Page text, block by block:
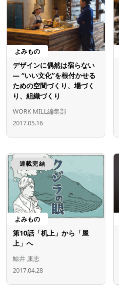
よみもの
デザインに偶然は宿らない
― “いい文化”を根付かせる
ための空間づくり、場づく
り、組織づくり
WORK MILL編集部
2017.05.16
連載完結
よみもの
第10話「机上」から「屋
上」へ
鯨井 康志
2017.04.28